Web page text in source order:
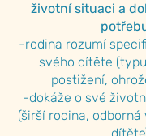
životní situaci a
-rodina rozumí
svého dítěte
postižení,
-dokáže o své
(širší rodina,